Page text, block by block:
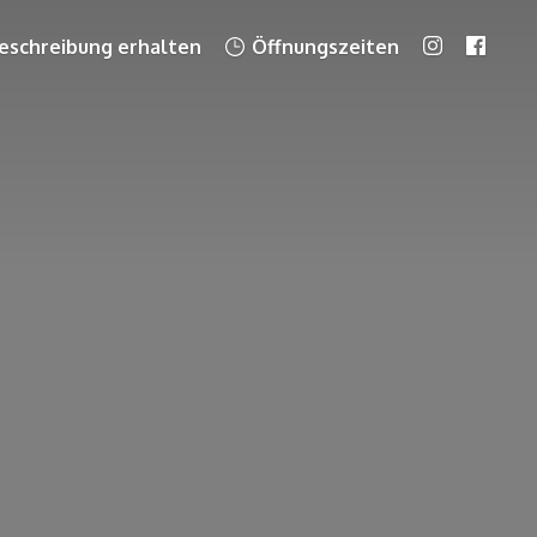
erhalten Öffnungszeiten